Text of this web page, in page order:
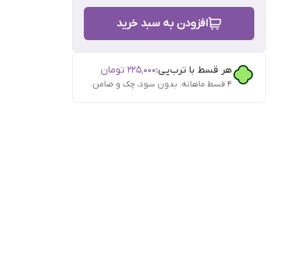
افزودن به سبد خرید
هر قسط با ترب‌پی:۲۲۵٬۰۰۰ تومان
۴ قسط ماهانه. بدون سود، چک و ضامن.